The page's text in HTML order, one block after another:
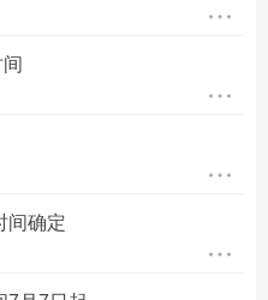
间确定